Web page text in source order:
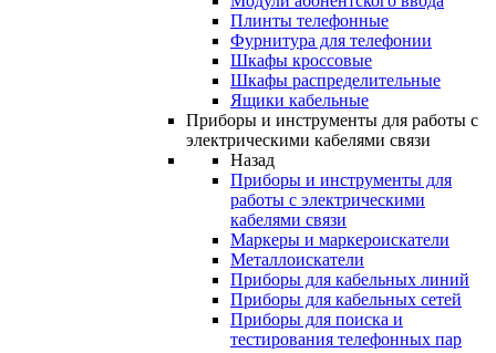
Плинты телефонные
Фурнитура для телефонии
Шкафы кроссовые
Шкафы распределительные
Ящики кабельные
Приборы и инструменты для работы с
электрическими кабелями связи
Назад
Приборы и инструменты для
работы с электрическими
кабелями связи
Маркеры и маркероискатели
Металлоискатели
Приборы для кабельных линий
Приборы для кабельных сетей
Приборы для поиска и
тестирования телефонных пар